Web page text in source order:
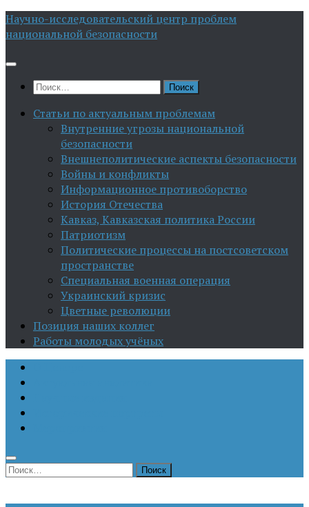
Перейти
к
Научно-исследовательский центр проблем
национальной безопасности
Найти:
Статьи по актуальным проблемам
Внутренние угрозы национальной
безопасности
Внешнеполитические аспекты безопасности
Войны и конфликты
Информационное противоборство
История Отечества
Кавказ, Кавказская политика России
Патриотизм
Политические процессы на постсоветском
пространстве
Специальная военная операция
Украинский кризис
Цветные революции
Позиция наших коллег
Работы молодых учёных
Найти: